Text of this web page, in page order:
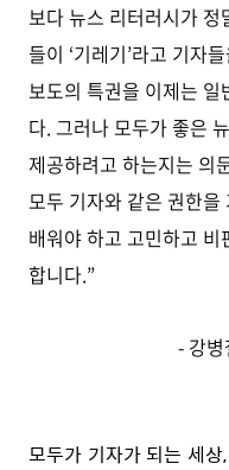
보다 뉴스 리터러시가
들이 ‘기레기’라고 기자
보도의 특권을 이제는
다. 그러나 모두가 좋은
제공하려고 하는지는 의
모두 기자와 같은 권한을
배워야 하고 고민하고
합니다.”
- 강
모두가 기자가 되는 세